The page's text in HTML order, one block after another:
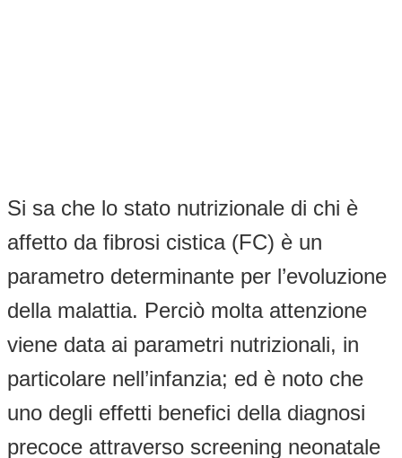
Si sa che lo stato nutrizionale di chi è
affetto da fibrosi cistica (FC) è un
parametro determinante per l’evoluzione
della malattia. Perciò molta attenzione
viene data ai parametri nutrizionali, in
particolare nell’infanzia; ed è noto che
uno degli effetti benefici della diagnosi
precoce attraverso screening neonatale